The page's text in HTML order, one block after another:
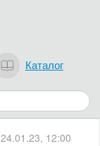
Каталог
24.01.23, 12:00